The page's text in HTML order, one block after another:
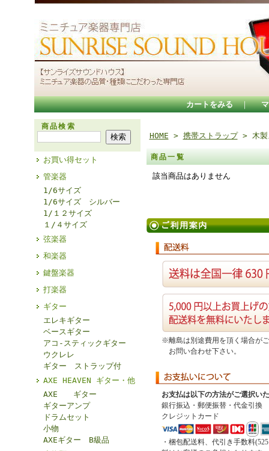
カートをみる ｜
商品検索
お買い得セット
管楽器
1/6サイズ
1/6サイズ シルバー
1/１２サイズ
１/４サイズ
弦楽器
和楽器
鍵盤楽器
打楽器
ギター
エレキギター
ベースギター
アコ-スティックギター
ウクレレ
ギター ストラップ付
AXE HEAVEN ギター・他
AXE ギター
ギターアンプ
ドラムセット
小物
AXEギター B級品
HOME > 携帯ストラップ> 木製
商品一覧
該当商品はありません
※離島は別途費用を頂く場合が
お問い合わせ下さい。
お支払は以下の方法がご選択い
銀行振込・郵便振替・代金引換
クレジットカード
・梱包配送料、代引き手数料